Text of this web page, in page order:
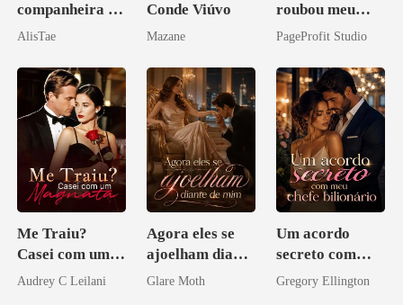
companheira do
irmão de meu
AlisTae
Conde Viúvo
Mazane
roubou meu
companheiro e
PageProfit Studio
Me Traiu?
Casei com um
Magnata
Audrey C Leilani
Agora eles se
ajoelham diante
de mim
Glare Moth
Um acordo
secreto com
meu chefe
Gregory Ellington